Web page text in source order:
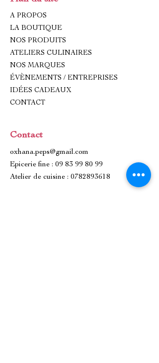
A PROPOS
LA BOUTIQUE
NOS PRODUITS
ATELIERS CULINAIRES
NOS MARQUES
ÉVÈNEMENTS / ENTREPRISES
IDÉES CADEAUX
CONTACT
Contact
oxhana.peps@gmail.com
Epicerie fine : 09 83 99 80 99
Atelier de cuisine : 0782893618